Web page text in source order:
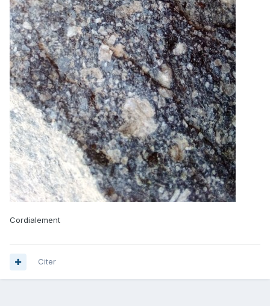
Cordialement
Citer